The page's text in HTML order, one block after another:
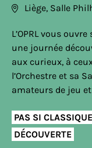
Liège, Salle
L’OPRL vous
une journée
aux curieux, à
l’Orchestre et sa
amateurs de jeu
PAS SI CLASSIQUE
DÉCOUVERTE